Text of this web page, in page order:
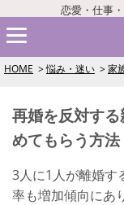
恋愛・仕事
HOME 悩み・迷い 家
再婚を反対す
めてもらう方法
3人に1人が離婚す
率も増加傾向にあ